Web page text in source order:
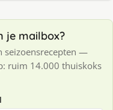
je mailbox?
seizoensrecepten —
ruim 14.000 thuiskoks